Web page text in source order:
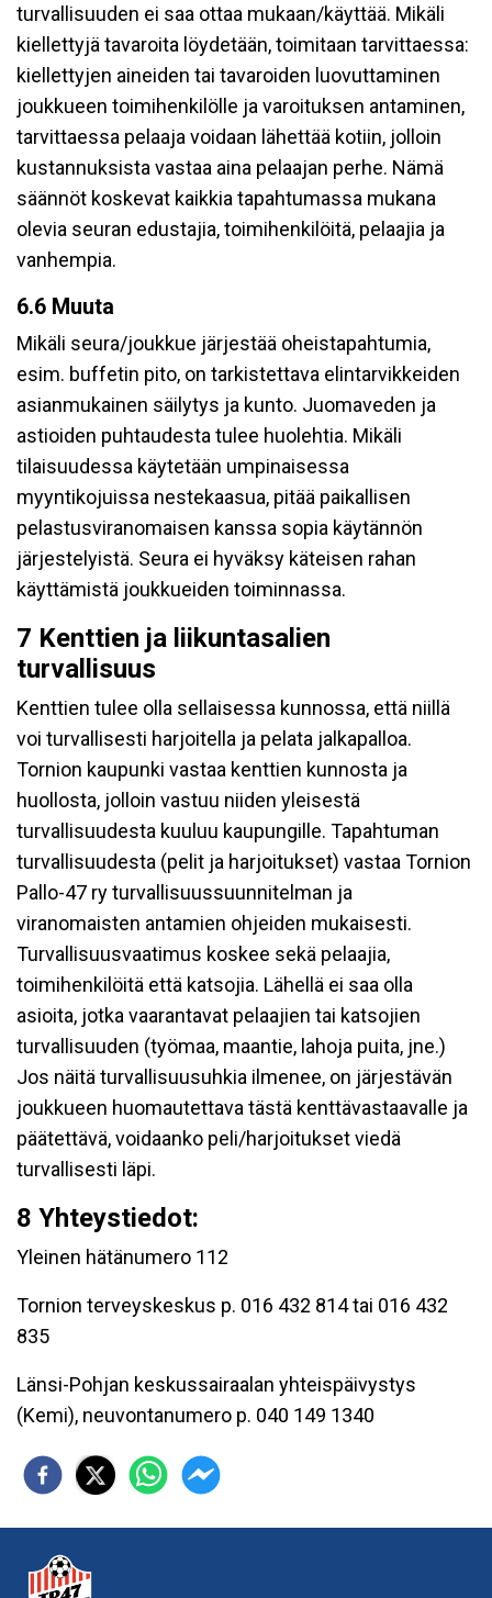
turvallisuuden ei saa ottaa mukaan/käyttää. Mikäli
kiellettyjä tavaroita löydetään, toimitaan tarvittaessa:
kiellettyjen aineiden tai tavaroiden luovuttaminen
joukkueen toimihenkilölle ja varoituksen antaminen,
tarvittaessa pelaaja voidaan lähettää kotiin, jolloin
kustannuksista vastaa aina pelaajan perhe. Nämä
säännöt koskevat kaikkia tapahtumassa mukana
olevia seuran edustajia, toimihenkilöitä, pelaajia ja
vanhempia.
6.6 Muuta
Mikäli seura/joukkue järjestää oheistapahtumia,
esim. buffetin pito, on tarkistettava elintarvikkeiden
asianmukainen säilytys ja kunto. Juomaveden ja
astioiden puhtaudesta tulee huolehtia. Mikäli
tilaisuudessa käytetään umpinaisessa
myyntikojuissa nestekaasua, pitää paikallisen
pelastusviranomaisen kanssa sopia käytännön
järjestelyistä. Seura ei hyväksy käteisen rahan
käyttämistä joukkueiden toiminnassa.
7 Kenttien ja liikuntasalien
turvallisuus
Kenttien tulee olla sellaisessa kunnossa, että niillä
voi turvallisesti harjoitella ja pelata jalkapalloa.
Tornion kaupunki vastaa kenttien kunnosta ja
huollosta, jolloin vastuu niiden yleisestä
turvallisuudesta kuuluu kaupungille. Tapahtuman
turvallisuudesta (pelit ja harjoitukset) vastaa Tornion
Pallo-47 ry turvallisuussuunnitelman ja
viranomaisten antamien ohjeiden mukaisesti.
Turvallisuusvaatimus koskee sekä pelaajia,
toimihenkilöitä että katsojia. Lähellä ei saa olla
asioita, jotka vaarantavat pelaajien tai katsojien
turvallisuuden (työmaa, maantie, lahoja puita, jne.)
Jos näitä turvallisuusuhkia ilmenee, on järjestävän
joukkueen huomautettava tästä kenttävastaavalle ja
päätettävä, voidaanko peli/harjoitukset viedä
turvallisesti läpi.
8 Yhteystiedot:
Yleinen hätänumero 112
Tornion terveyskeskus p. 016 432 814 tai 016 432
835
Länsi-Pohjan keskussairaalan yhteispäivystys
(Kemi), neuvontanumero p. 040 149 1340